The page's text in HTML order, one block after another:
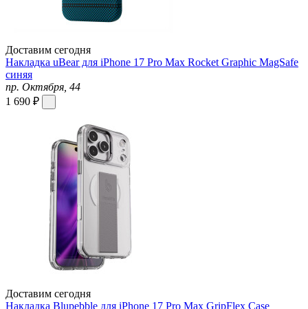
Доставим сегодня
Накладка uBear для iPhone 17 Pro Max Rocket Graphic MagSafe
синяя
пр. Октября, 44
1 690 ₽
Доставим сегодня
Накладка Blupebble для iPhone 17 Pro Max GripFlex Case